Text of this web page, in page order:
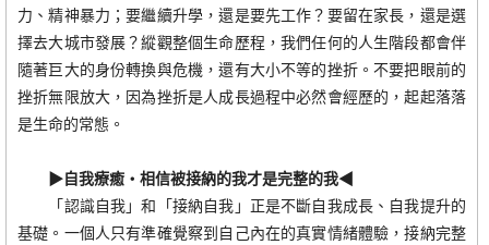
力、精神暴力；要繼續升學，還是要先工作？要留在家長，還是選
擇去大城市發展？縱觀整個生命歷程，我們任何的人生階段都會伴
隨著巨大的身份轉換與危機，還有大小不等的挫折。不要把眼前的
挫折無限放大，因為挫折是人成長過程中必然會經歷的，起起落落
是生命的常態。
▶自我療癒‧相信被接納的我才是完整的我◀
「認識自我」和「接納自我」正是不斷自我成長、自我提升的
基礎。一個人只有準確覺察到自己內在的真實情緒體驗，接納完整